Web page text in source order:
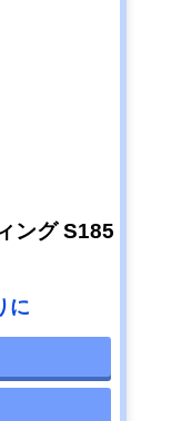
ング S185
に